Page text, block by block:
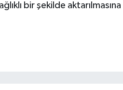
bir şekilde aktarılmasına